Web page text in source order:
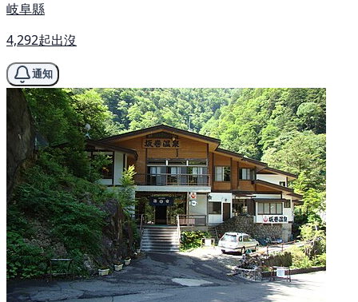
岐阜縣
4,292起出沒
通知